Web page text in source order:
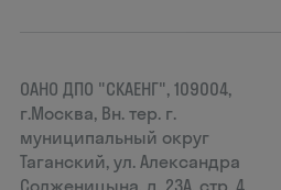
ОАНО ДПО "СКАЕНГ", 109004,
г.Москва, Вн. тер. г.
муниципальный округ
Таганский, ул. Александра
Солженицына, д. 23А, стр. 4,